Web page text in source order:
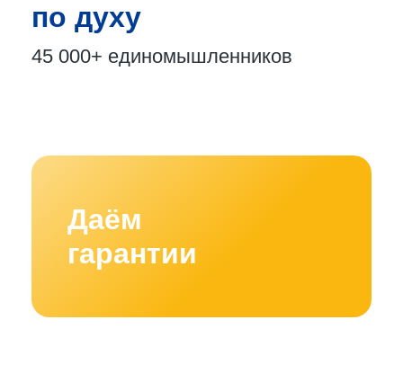
по духу
45 000+ единомышленников
Даём
гарантии